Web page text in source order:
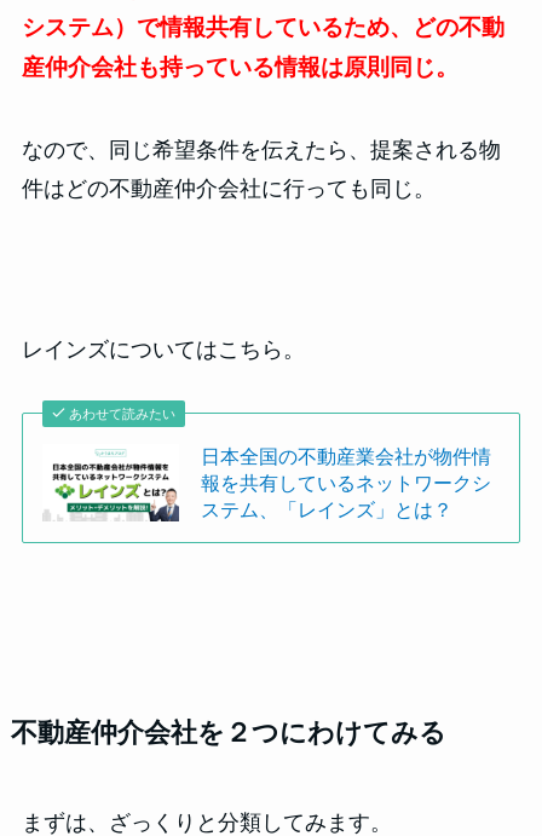
システム）で情報共有しているため、どの不動
産仲介会社も持っている情報は原則同じ。
なので、同じ希望条件を伝えたら、提案される物
件はどの不動産仲介会社に行っても同じ。
レインズについてはこちら。
あわせて読みたい
日本全国の不動産業会社が物件情
報を共有しているネットワークシ
ステム、「レインズ」とは？
不動産仲介会社を２つにわけてみる
まずは、ざっくりと分類してみます。